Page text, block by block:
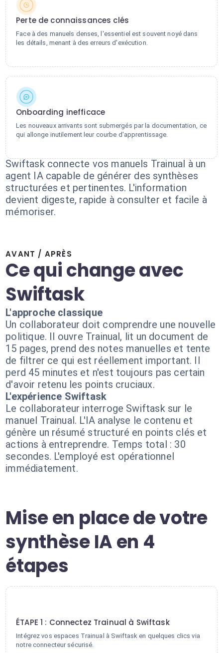
Perte de connaissances clés
Face à des manuels denses, l'essentiel est souvent noyé dans
les détails, menant à des erreurs d'exécution.
Onboarding inefficace
Les nouveaux arrivants sont submergés par la documentation, ce
qui allonge inutilement leur courbe d'apprentissage.
Swiftask connecte vos manuels Trainual à un
agent IA capable de générer des synthèses
structurées et pertinentes. L'information
devient digeste, rapide à consulter et facile à
mémoriser.
AVANT / APRÈS
Ce qui change avec
Swiftask
L'approche classique
Un collaborateur doit comprendre une nouvelle
politique. Il ouvre Trainual, lit un document de
15 pages, prend des notes manuelles et tente
de filtrer ce qui est réellement important. Il
perd 45 minutes et n'est toujours pas certain
d'avoir retenu les points cruciaux.
L'expérience Swiftask
Le collaborateur interroge Swiftask sur le
manuel Trainual. L'IA analyse le contenu et
génère un résumé structuré en points clés et
actions à entreprendre. Temps total : 30
secondes. L'employé est opérationnel
immédiatement.
Mise en place de votre
synthèse IA en 4
étapes
ÉTAPE 1 : Connectez Trainual à Swiftask
Intégrez vos espaces Trainual à Swiftask en quelques clics via
notre connecteur sécurisé.